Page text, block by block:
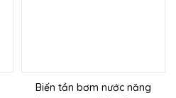
Biến tần bơm nước năng